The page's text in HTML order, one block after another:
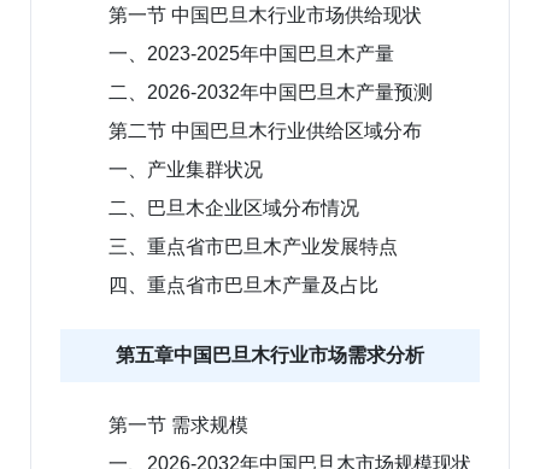
第一节 中国巴旦木行业市场供给现状
一、2023-2025年中国巴旦木产量
二、2026-2032年中国巴旦木产量预测
第二节 中国巴旦木行业供给区域分布
一、产业集群状况
二、巴旦木企业区域分布情况
三、重点省市巴旦木产业发展特点
四、重点省市巴旦木产量及占比
第五章中国巴旦木行业市场需求分析
第一节 需求规模
一、2026-2032年中国巴旦木市场规模现状